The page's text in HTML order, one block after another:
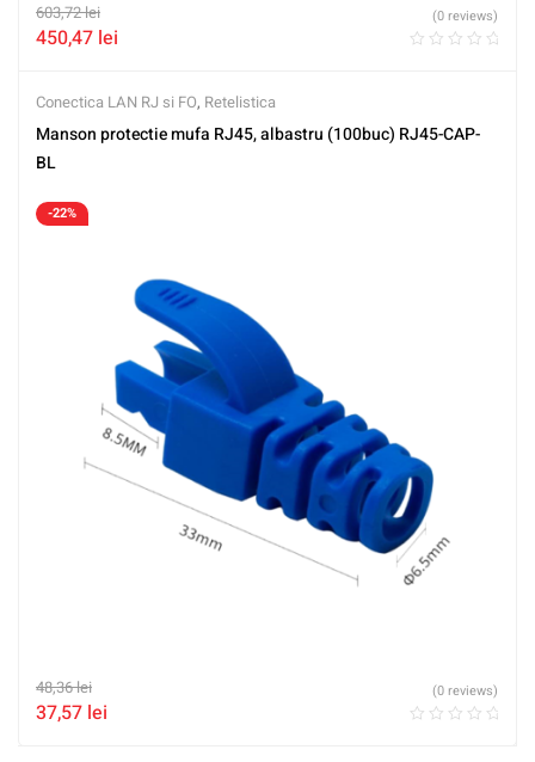
603,72lei
450,47 lei
(0 reviews)
Conectica LAN RJ si FO, Retelistica
Manson protectie mufa RJ45, albastru (100buc) RJ45-CAP-
BL
-22%
48,36lei
37,57 lei
(0 reviews)